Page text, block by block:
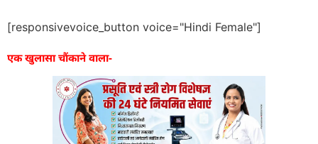
[responsivevoice_button voice="Hindi Female"]
एक खुलासा चौंकाने वाला-